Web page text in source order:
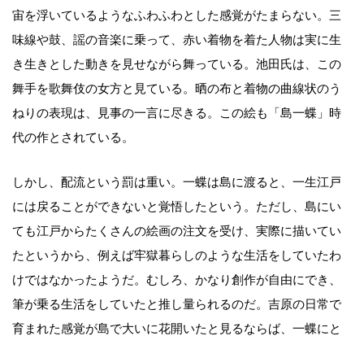
宙を浮いているようなふわふわとした感覚がたまらない。三
味線や鼓、謡の音楽に乗って、赤い着物を着た人物は実に生
き生きとした動きを見せながら舞っている。池田氏は、この
舞手を歌舞伎の女方と見ている。晒の布と着物の曲線状のう
ねりの表現は、見事の一言に尽きる。この絵も「島一蝶」時
代の作とされている。
しかし、配流という罰は重い。一蝶は島に渡ると、一生江戸
には戻ることができないと覚悟したという。ただし、島にい
ても江戸からたくさんの絵画の注文を受け、実際に描いてい
たというから、例えば牢獄暮らしのような生活をしていたわ
けではなかったようだ。むしろ、かなり創作が自由にでき、
筆が乗る生活をしていたと推し量られるのだ。吉原の日常で
育まれた感覚が島で大いに花開いたと見るならば、一蝶にと